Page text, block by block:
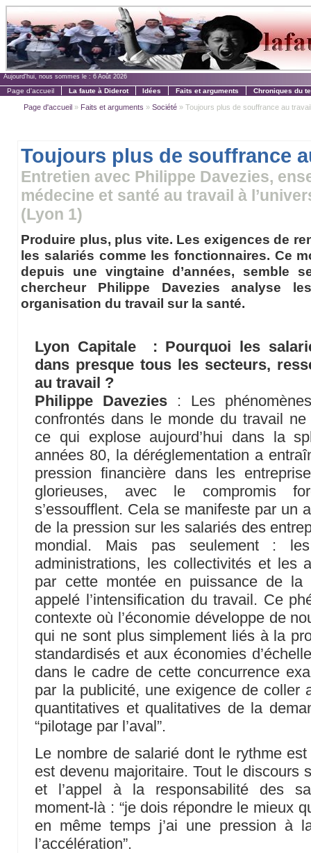
Aujourd'hui, nous sommes le : 6 Août 2026
Page d'accueil La faute à Diderot Idées Faits et arguments Chroniques du
Page d'accueil » Faits et arguments »Société » Toujours plus de souffrance au
Toujours plus de souffrance
Entretien avec Philippe Davezies,
médecine et santé au travail à
(Lyon 1)
Produire plus, plus vite. Les exigences de
les salariés comme les fonctionnaires. Ce
depuis une vingtaine d’années, semble
chercheur Philippe Davezies analyse
organisation du travail sur la santé.
Lyon Capitale
: Pourquoi les
dans presque tous les secteurs,
au travail ?
Philippe Davezies : Les
confrontés dans le monde du travail
ce qui explose aujourd’hui dans la
années 80, la déréglementation a
pression financière dans les
glorieuses, avec le compromis
s’essoufflent. Cela se manifeste par un
de la pression sur les salariés des
mondial. Mais pas seulement :
administrations, les collectivités et les
par cette montée en puissance de la
appelé l’intensification du travail. Ce
contexte où l’économie développe de
qui ne sont plus simplement liés à la
standardisés et aux économies
dans le cadre de cette concurrence
par la publicité, une exigence de coller
quantitatives et qualitatives de la
“pilotage par l’aval”.
Le nombre de salarié dont le rythme
est devenu majoritaire. Tout le discours
et l’appel à la responsabilité des
moment-là : “je dois répondre le mieux
en même temps j’ai une pression à
l’accélération”.